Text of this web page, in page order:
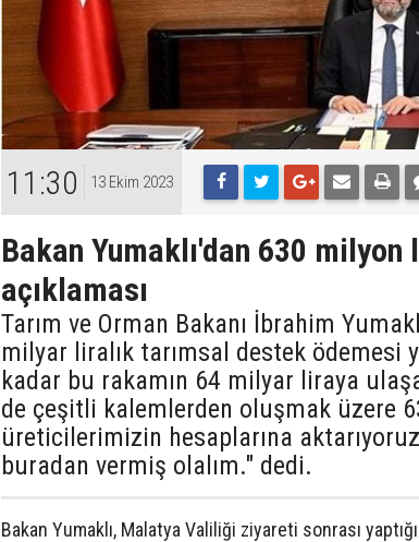
11:30 13 Ekim 2023
Bakan Yumaklı'dan 630
açıklaması
Tarım ve Orman Bakanı İbrahim
milyar liralık tarımsal destek ödemesi
kadar bu rakamın 64 milyar liraya
de çeşitli kalemlerden oluşmak üzere
üreticilerimizin hesaplarına
buradan vermiş olalım." dedi.
Bakan Yumaklı, Malatya Valiliği ziyareti sonrası